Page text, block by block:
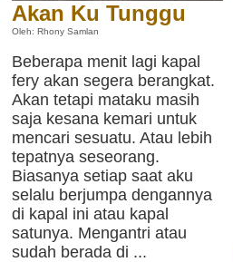
Akan Ku Tunggu
Oleh: Rhony Samlan
Beberapa menit lagi kapal
fery akan segera berangkat.
Akan tetapi mataku masih
saja kesana kemari untuk
mencari sesuatu. Atau lebih
tepatnya seseorang.
Biasanya setiap saat aku
selalu berjumpa dengannya
di kapal ini atau kapal
satunya. Mengantri atau
sudah berada di ...